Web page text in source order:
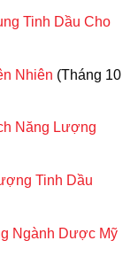
Tinh Dầu Cho
Nhiên (Tháng 10
Năng Lượng
Tinh Dầu
Ngành Dược Mỹ